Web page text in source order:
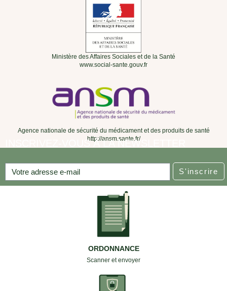
Ministère des Affaires Sociales et de la Santé
www.social-sante.gouv.fr
Agence nationale de sécurité du médicament et des produits de santé
http://ansm.sante.fr/
INSCRIVEZ-VOUS À LA NEWSLETTER
S'inscrire
ORDONNANCE
Scanner et envoyer